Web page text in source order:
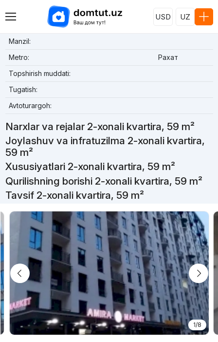
USD UZ
Manzil:
Metro:
Рахат
Topshirish muddati:
Tugatish:
Avtoturargoh:
Narxlar va rejalar 2-xonali kvartira, 59 m²
Joylashuv va infratuzilma 2-xonali kvartira,
59 m²
Xususiyatlari 2-xonali kvartira, 59 m²
Qurilishning borishi 2-xonali kvartira, 59 m²
Tavsif 2-xonali kvartira, 59 m²
1/8